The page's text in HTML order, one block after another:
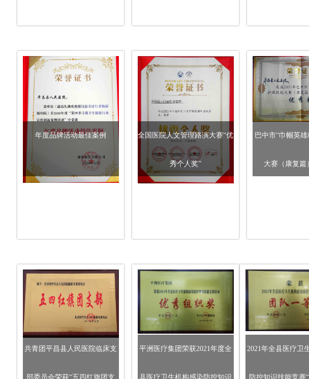
年度品牌活动最佳案例 全国医院人文管理路演大赛“优
秀个人奖”
巴中市“巾帼英
大赛（康复篇
共青团平昌县人民医院临床支
部委员会荣获“五四红旗团支
平洲医疗集团荣获2021年度全
县医疗卫生机构感染防控知识
2021年全县医疗卫
防控知识技能竞赛